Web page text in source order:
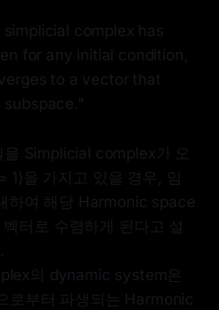
complex has
for any initial condition,
to a vector that
subspace."
을 Simplicial complex가 오
1)을 가지고 있을 경우, 임
하여 해당 Harmonic space
터로 수렴하게 된다고 설
의 dynamic system은
로부터 파생되는 Harmonic